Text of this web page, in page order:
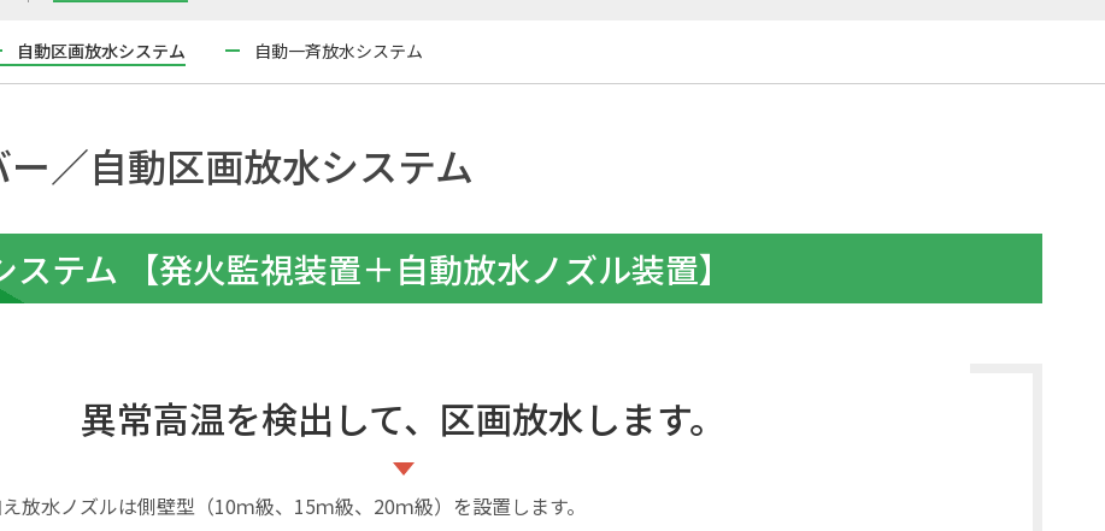
自動区画放水システム 自動一斉放水システム
ー／自動区画放水システム
ステム 【発火監視装置＋自動放水ノズル装置】
異常高温を検出して、区画放水します。
放水ノズルは側壁型（10ｍ級、15ｍ級、20ｍ級）を設置します。